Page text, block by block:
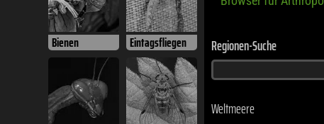
Bienen Eintagsfliegen
Weltmeere
Ecoregionen
Phanerozoikum
Kontinente